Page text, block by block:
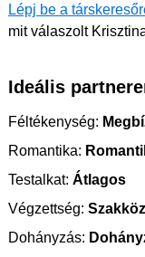
Lépj be a
mit válaszolt
Ideális
Féltékenység:
Romantika:
Testalkat: Átlagos
Végzettség:
Dohányzás: